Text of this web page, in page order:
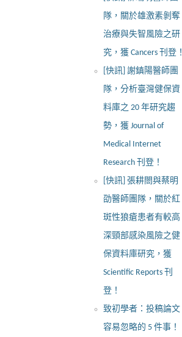
隊，關於雄激素剝奪
治療與失智風險之研
究，獲 Cancers 刊登！
[快訊] 謝鎮陽醫師團
隊，分析臺灣健保資
料庫之 20 年研究趨
勢，獲 Journal of
Medical Internet
Research 刊登！
[快訊] 張耕閤與蔡明
劭醫師團隊，關於紅
斑性狼瘡患者有較高
深頸部感染風險之健
保資料庫研究，獲
Scientific Reports 刊
登！
致初學者：投稿論文
容易忽略的 5 件事！